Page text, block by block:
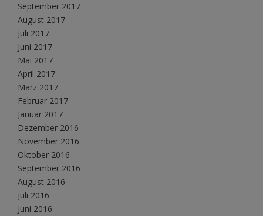
September 2017
August 2017
Juli 2017
Juni 2017
Mai 2017
April 2017
März 2017
Februar 2017
Januar 2017
Dezember 2016
November 2016
Oktober 2016
September 2016
August 2016
Juli 2016
Juni 2016